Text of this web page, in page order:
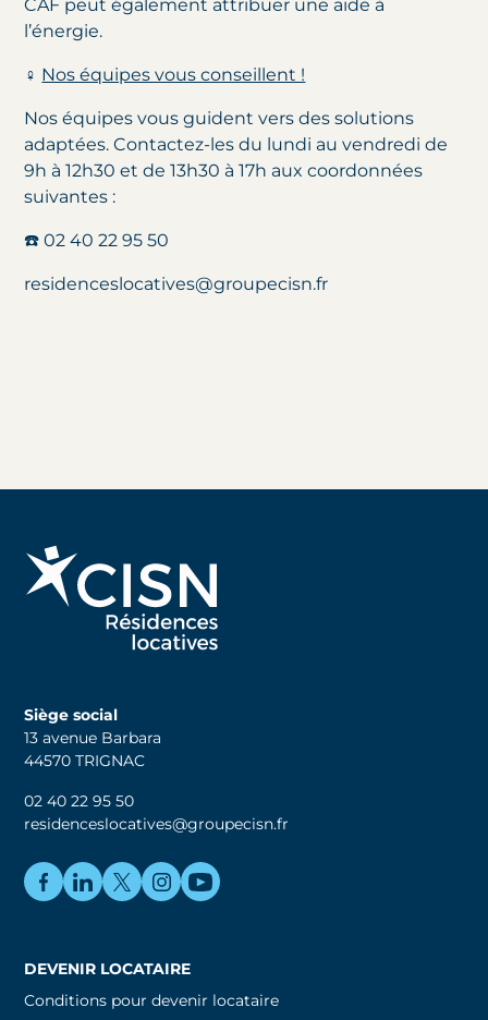
CAF peut également attribuer une aide à
l’énergie.
‍♀️ Nos équipes vous conseillent !
Nos équipes vous guident vers des solutions
adaptées. Contactez-les du lundi au vendredi de
9h à 12h30 et de 13h30 à 17h aux coordonnées
suivantes :
☎️ 02 40 22 95 50
residenceslocatives@groupecisn.fr
Siège social
13 avenue Barbara
44570 TRIGNAC
02 40 22 95 50
residenceslocatives@groupecisn.fr
DEVENIR LOCATAIRE
Conditions pour devenir locataire